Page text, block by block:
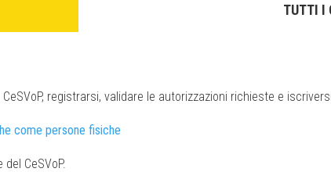
TUTTI I
registrarsi, validare le autorizzazioni richieste e
come persone fisiche
CeSVoP.